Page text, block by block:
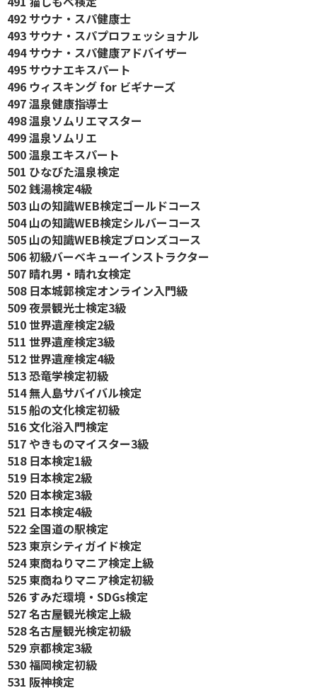
492 サウナ・スパ健康士
493 サウナ・スパプロフェッショナル
494 サウナ・スパ健康アドバイザー
495 サウナエキスパート
496 ウィスキング for ビギナーズ
497 温泉健康指導士
498 温泉ソムリエマスター
499 温泉ソムリエ
500 温泉エキスパート
501 ひなびた温泉検定
502 銭湯検定4級
503 山の知識WEB検定ゴールドコース
504 山の知識WEB検定シルバーコース
505 山の知識WEB検定ブロンズコース
506 初級バーベキューインストラクター
507 晴れ男・晴れ女検定
508 日本城郭検定オンライン入門級
509 夜景観光士検定3級
510 世界遺産検定2級
511 世界遺産検定3級
512 世界遺産検定4級
513 恐竜学検定初級
514 無人島サバイバル検定
515 船の文化検定初級
516 文化浴入門検定
517 やきものマイスター3級
518 日本検定1級
519 日本検定2級
520 日本検定3級
521 日本検定4級
522 全国道の駅検定
523 東京シティガイド検定
524 東商ねりマニア検定上級
525 東商ねりマニア検定初級
526 すみだ環境・SDGs検定
527 名古屋観光検定上級
528 名古屋観光検定初級
529 京都検定3級
530 福岡検定初級
531 阪神検定